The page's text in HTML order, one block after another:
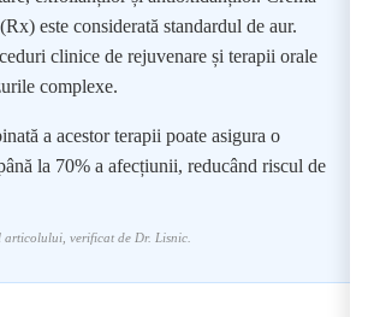
este considerată standardul de aur.
clinice de rejuvenare și terapii orale
complexe.
a acestor terapii poate asigura o
la 70% a afecțiunii, reducând riscul de
verificat de Dr. Lisnic.